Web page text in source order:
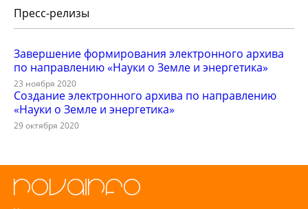
Пресс-релизы
Завершение формирования электронного архива
по направлению «Науки о Земле и энергетика»
23 ноября 2020
Создание электронного архива по направлению
«Науки о Земле и энергетика»
29 октября 2020